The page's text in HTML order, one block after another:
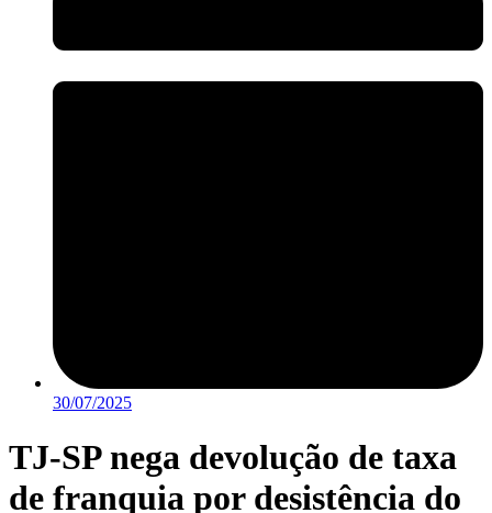
30/07/2025
TJ-SP nega devolução de taxa
de franquia por desistência do